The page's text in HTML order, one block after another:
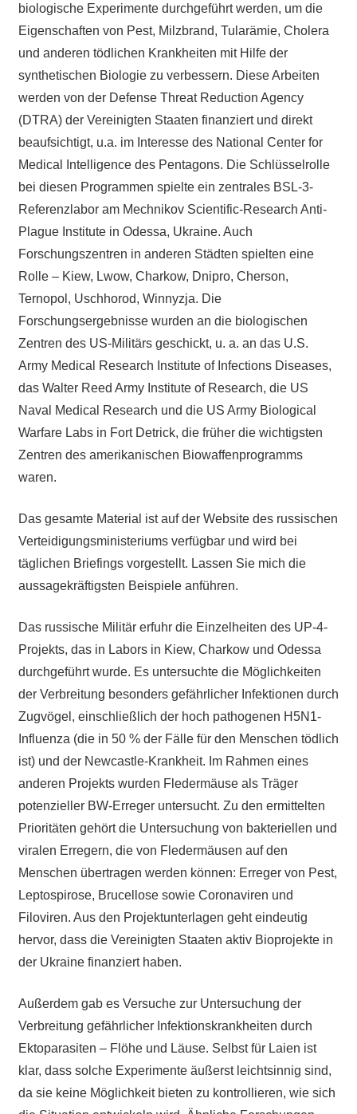
biologische Experimente durchgeführt werden, um die
Eigenschaften von Pest, Milzbrand, Tularämie, Cholera
und anderen tödlichen Krankheiten mit Hilfe der
synthetischen Biologie zu verbessern. Diese Arbeiten
werden von der Defense Threat Reduction Agency
(DTRA) der Vereinigten Staaten finanziert und direkt
beaufsichtigt, u.a. im Interesse des National Center for
Medical Intelligence des Pentagons. Die Schlüsselrolle
bei diesen Programmen spielte ein zentrales BSL-3-
Referenzlabor am Mechnikov Scientific-Research Anti-
Plague Institute in Odessa, Ukraine. Auch
Forschungszentren in anderen Städten spielten eine
Rolle – Kiew, Lwow, Charkow, Dnipro, Cherson,
Ternopol, Uschhorod, Winnyzja. Die
Forschungsergebnisse wurden an die biologischen
Zentren des US-Militärs geschickt, u. a. an das U.S.
Army Medical Research Institute of Infections Diseases,
das Walter Reed Army Institute of Research, die US
Naval Medical Research und die US Army Biological
Warfare Labs in Fort Detrick, die früher die wichtigsten
Zentren des amerikanischen Biowaffenprogramms
waren.
Das gesamte Material ist auf der Website des russischen
Verteidigungsministeriums verfügbar und wird bei
täglichen Briefings vorgestellt. Lassen Sie mich die
aussagekräftigsten Beispiele anführen.
Das russische Militär erfuhr die Einzelheiten des UP-4-
Projekts, das in Labors in Kiew, Charkow und Odessa
durchgeführt wurde. Es untersuchte die Möglichkeiten
der Verbreitung besonders gefährlicher Infektionen durch
Zugvögel, einschließlich der hoch pathogenen H5N1-
Influenza (die in 50 % der Fälle für den Menschen tödlich
ist) und der Newcastle-Krankheit. Im Rahmen eines
anderen Projekts wurden Fledermäuse als Träger
potenzieller BW-Erreger untersucht. Zu den ermittelten
Prioritäten gehört die Untersuchung von bakteriellen und
viralen Erregern, die von Fledermäusen auf den
Menschen übertragen werden können: Erreger von Pest,
Leptospirose, Brucellose sowie Coronaviren und
Filoviren. Aus den Projektunterlagen geht eindeutig
hervor, dass die Vereinigten Staaten aktiv Bioprojekte in
der Ukraine finanziert haben.
Außerdem gab es Versuche zur Untersuchung der
Verbreitung gefährlicher Infektionskrankheiten durch
Ektoparasiten – Flöhe und Läuse. Selbst für Laien ist
klar, dass solche Experimente äußerst leichtsinnig sind,
da sie keine Möglichkeit bieten zu kontrollieren, wie sich